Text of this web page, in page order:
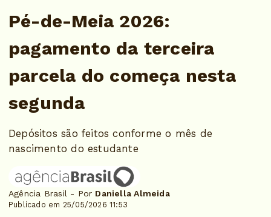
Pé-de-Meia 2026:
pagamento da terceira
parcela do começa nesta
segunda
Depósitos são feitos conforme o mês de
nascimento do estudante
Agência Brasil - Por Daniella Almeida
Publicado em 25/05/2026 11:53